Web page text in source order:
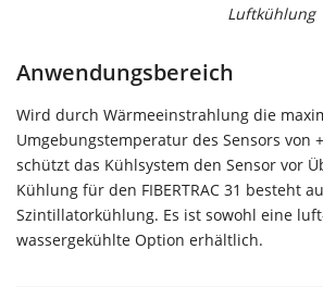
Luftkühlung
Anwendungsbereich
Wird durch Wärmeeinstrahlung die
Umgebungstemperatur des Sensors von
schützt das Kühlsystem den Sensor vor
Kühlung für den FIBERTRAC 31 besteht
Szintillatorkühlung. Es ist sowohl eine
wassergekühlte Option erhältlich.